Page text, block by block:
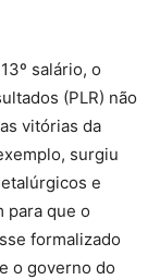
salário, o
(PLR) não
vitórias da
surgiu
e
para que o
formalizado
o governo do